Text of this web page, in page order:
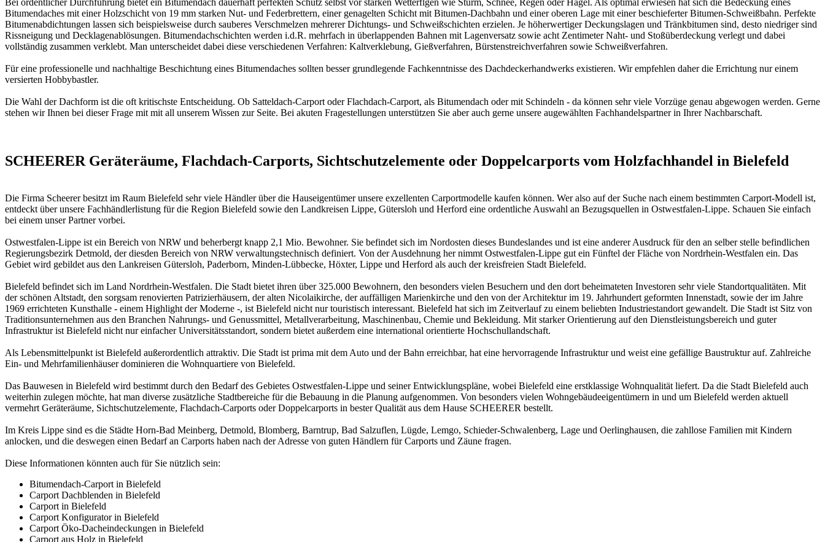
Bei ordentlicher Durchführung bietet ein Bitumendach dauerhaft perfekten Schutz selbst vor starken Wetterflgen wie Sturm, Schnee, Regen oder Hagel. Als optimal erwiesen hat sich die Bedeckung eines
Bitumendaches mit einer Holzschicht von 19 mm starken Nut- und Federbrettern, einer genagelten Schicht mit Bitumen-Dachbahn und einer oberen Lage mit einer beschieferter Bitumen-Schweißbahn. Perfekte
Bitumenabdichtungen lassen sich beispielsweise durch sauberes Verschmelzen mehrerer Dichtungs- und Schweißschichten erzielen. Je höherwertiger Deckungslagen und Tränkbitumen sind, desto niedriger sind
Rissneigung und Decklagenablösungen. Bitumendachschichten werden i.d.R. mehrfach in überlappenden Bahnen mit Lagenversatz sowie acht Zentimeter Naht- und Stoßüberdeckung verlegt und dabei
vollständig zusammen verklebt. Man unterscheidet dabei diese verschiedenen Verfahren: Kaltverklebung, Gießverfahren, Bürstenstreichverfahren sowie Schweißverfahren.
Für eine professionelle und nachhaltige Beschichtung eines Bitumendaches sollten besser grundlegende Fachkenntnisse des Dachdeckerhandwerks existieren. Wir empfehlen daher die Errichtung nur einem
versierten Hobbybastler.
Die Wahl der Dachform ist die oft kritischste Entscheidung. Ob Satteldach-Carport oder Flachdach-Carport, als Bitumendach oder mit Schindeln - da können sehr viele Vorzüge genau abgewogen werden. Gerne
stehen wir Ihnen bei dieser Frage mit mit all unserem Wissen zur Seite. Bei akuten Fragestellungen unterstützen Sie aber auch gerne unsere augewählten Fachhandelspartner in Ihrer Nachbarschaft.
SCHEERER Geräteräume, Flachdach-Carports, Sichtschutzelemente oder Doppelcarports vom Holzfachhandel in Bielefeld
Die Firma Scheerer besitzt im Raum Bielefeld sehr viele Händler über die Hauseigentümer unsere exzellenten Carportmodelle kaufen können. Wer also auf der Suche nach einem bestimmten Carport-Modell ist,
entdeckt über unsere Fachhändlerlistung für die Region Bielefeld sowie den Landkreisen Lippe, Gütersloh und Herford eine ordentliche Auswahl an Bezugsquellen in Ostwestfalen-Lippe. Schauen Sie einfach
bei einem unser Partner vorbei.
Ostwestfalen-Lippe ist ein Bereich von NRW und beherbergt knapp 2,1 Mio. Bewohner. Sie befindet sich im Nordosten dieses Bundeslandes und ist eine anderer Ausdruck für den an selber stelle befindlichen
Regierungsbezirk Detmold, der diesden Bereich von NRW verwaltungstechnisch definiert. Von der Ausdehnung her nimmt Ostwestfalen-Lippe gut ein Fünftel der Fläche von Nordrhein-Westfalen ein. Das
Gebiet wird gebildet aus den Lankreisen Gütersloh, Paderborn, Minden-Lübbecke, Höxter, Lippe und Herford als auch der kreisfreien Stadt Bielefeld.
Bielefeld befindet sich im Land Nordrhein-Westfalen. Die Stadt bietet ihren über 325.000 Bewohnern, den besonders vielen Besuchern und den dort beheimateten Investoren sehr viele Standortqualitäten. Mit
der schönen Altstadt, den sorgsam renovierten Patrizierhäusern, der alten Nicolaikirche, der auffälligen Marienkirche und den von der Architektur im 19. Jahrhundert geformten Innenstadt, sowie der im Jahre
1969 errichteten Kunsthalle - einem Highlight der Moderne -, ist Bielefeld nicht nur touristisch interessant. Bielefeld hat sich im Zeitverlauf zu einem beliebten Industriestandort gewandelt. Die Stadt ist Sitz von
Traditionsunternehmen aus den Branchen Nahrungs- und Genussmittel, Metallverarbeitung, Maschinenbau, Chemie und Bekleidung. Mit starker Orientierung auf den Dienstleistungsbereich und guter
Infrastruktur ist Bielefeld nicht nur einfacher Universitätsstandort, sondern bietet außerdem eine international orientierte Hochschullandschaft.
Als Lebensmittelpunkt ist Bielefeld außerordentlich attraktiv. Die Stadt ist prima mit dem Auto und der Bahn erreichbar, hat eine hervorragende Infrastruktur und weist eine gefällige Baustruktur auf. Zahlreiche
Ein- und Mehrfamilienhäuser dominieren die Wohnquartiere von Bielefeld.
Das Bauwesen in Bielefeld wird bestimmt durch den Bedarf des Gebietes Ostwestfalen-Lippe und seiner Entwicklungspläne, wobei Bielefeld eine erstklassige Wohnqualität liefert. Da die Stadt Bielefeld auch
weiterhin zulegen möchte, hat man diverse zusätzliche Stadtbereiche für die Bebauung in die Planung aufgenommen. Von besonders vielen Wohngebäudeeigentümern in und um Bielefeld werden aktuell
vermehrt Geräteräume, Sichtschutzelemente, Flachdach-Carports oder Doppelcarports in bester Qualität aus dem Hause SCHEERER bestellt.
Im Kreis Lippe sind es die Städte Horn-Bad Meinberg, Detmold, Blomberg, Barntrup, Bad Salzuflen, Lügde, Lemgo, Schieder-Schwalenberg, Lage und Oerlinghausen, die zahllose Familien mit Kindern
anlocken, und die deswegen einen Bedarf an Carports haben nach der Adresse von guten Händlern für Carports und Zäune fragen.
Diese Informationen könnten auch für Sie nützlich sein:
Bitumendach-Carport in Bielefeld
Carport Dachblenden in Bielefeld
Carport in Bielefeld
Carport Konfigurator in Bielefeld
Carport Öko-Dacheindeckungen in Bielefeld
Carport aus Holz in Bielefeld